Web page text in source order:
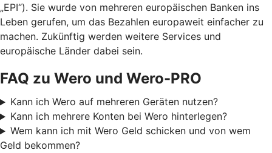
„EPI“). Sie wurde von mehreren europäischen Banken ins
Leben gerufen, um das Bezahlen europaweit einfacher zu
machen. Zukünftig werden weitere Services und
europäische Länder dabei sein.
FAQ zu Wero und Wero-PRO
Kann ich Wero auf mehreren Geräten nutzen?
Kann ich mehrere Konten bei Wero hinterlegen?
Wem kann ich mit Wero Geld schicken und von wem
Geld bekommen?